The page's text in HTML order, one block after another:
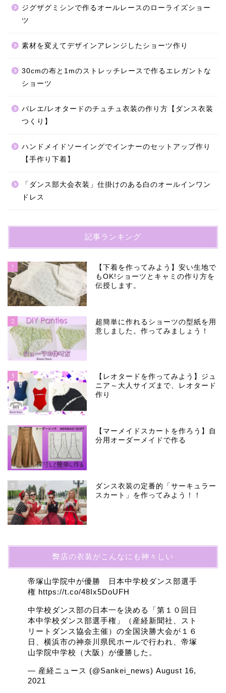
ジグザグミシンで作るオールレースのローライズショー
ツ
素材を変えてデザインアレンジしたショーツ作り
30cmの布と1mのストレッチレースで作るエレガントな
ショーツ
バレエ/レオタードのチュチュ衣装の作り方【ダンス衣装
つくり】
ハンドメイドソーイングでインナーのセットアップ作り
【手作り下着】
「ダンス部大会衣装」仕掛けのある白のオールインワン
ドレス
記事ランキング
1
【下着を作ってみよう】安い生地で
もOK!ショーツとキャミの作り方を
伝授します。
2
超簡単に作れるショーツの型紙を用
意しました。作ってみましょう！
3
【レオタードを作ってみよう】ジュ
ニア～大人サイズまで、レオタード
作り
4
【マーメイドスカートを作ろう】自
分用オーダーメイドで作る
5
ダンス衣装の定番的「サーキュラー
スカート」を作ってみよう！！
弊店の衣装がこんなにも神々しい
帝塚山学院中が優勝 日本中学校ダンス部選手
権 https://t.co/48Ix5DoUFH
中学校ダンス部の日本一を決める「第１０回日
本中学校ダンス部選手権」（産経新聞社、スト
リートダンス協会主催）の全国決勝大会が１６
日、横浜市の神奈川県民ホールで行われ、帝塚
山学院中学校（大阪）が優勝した。
— 産経ニュース (@Sankei_news) August 16,
2021